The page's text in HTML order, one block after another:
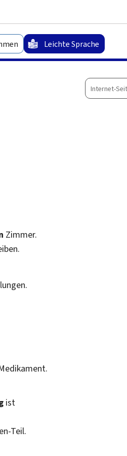
Leichte Sprache
Internet-
Seite
Zimmer.
ist
Teil.